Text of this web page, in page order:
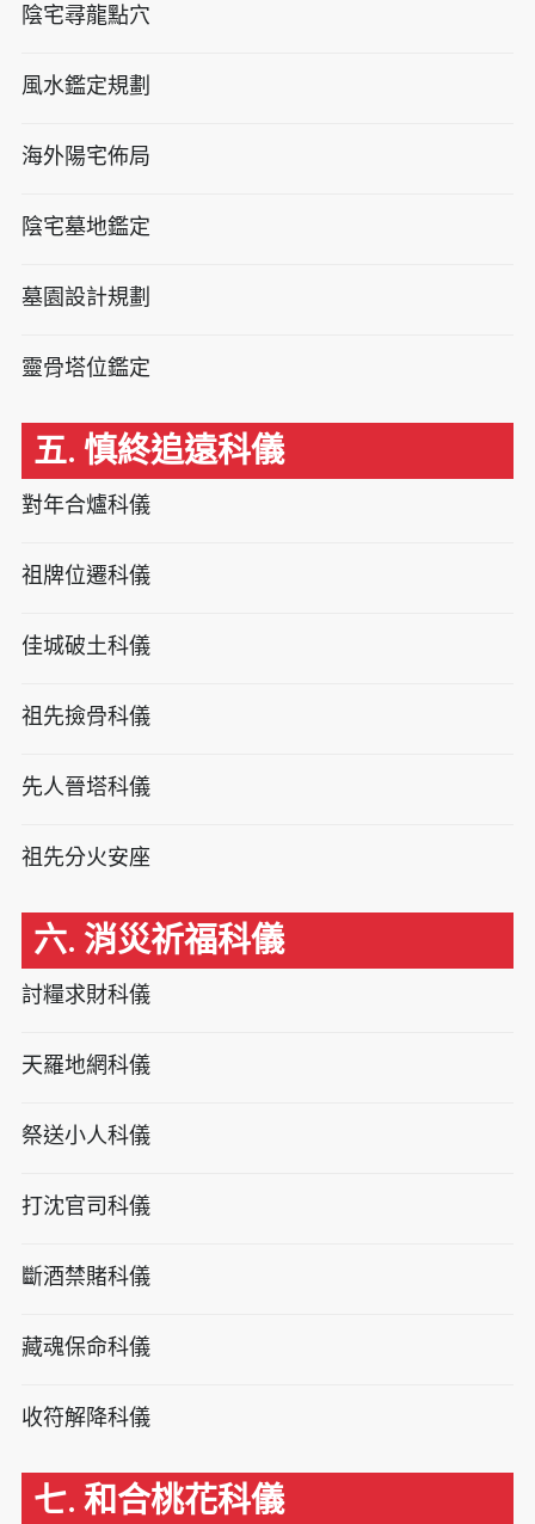
陰宅尋龍點穴
風水鑑定規劃
海外陽宅佈局
陰宅墓地鑑定
墓園設計規劃
靈骨塔位鑑定
五. 慎終追遠科儀
對年合爐科儀
祖牌位遷科儀
佳城破土科儀
祖先撿骨科儀
先人晉塔科儀
祖先分火安座
六. 消災祈福科儀
討糧求財科儀
天羅地網科儀
祭送小人科儀
打沈官司科儀
斷酒禁賭科儀
藏魂保命科儀
收符解降科儀
七. 和合桃花科儀